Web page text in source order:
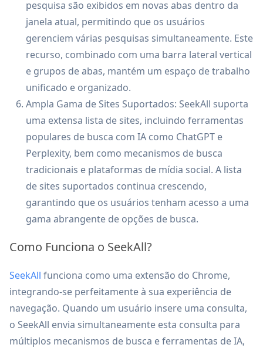
pesquisa são exibidos em novas abas dentro da
janela atual, permitindo que os usuários
gerenciem várias pesquisas simultaneamente. Este
recurso, combinado com uma barra lateral vertical
e grupos de abas, mantém um espaço de trabalho
unificado e organizado.
Ampla Gama de Sites Suportados: SeekAll suporta
uma extensa lista de sites, incluindo ferramentas
populares de busca com IA como ChatGPT e
Perplexity, bem como mecanismos de busca
tradicionais e plataformas de mídia social. A lista
de sites suportados continua crescendo,
garantindo que os usuários tenham acesso a uma
gama abrangente de opções de busca.
Como Funciona o SeekAll?
SeekAll funciona como uma extensão do Chrome,
integrando-se perfeitamente à sua experiência de
navegação. Quando um usuário insere uma consulta,
o SeekAll envia simultaneamente esta consulta para
múltiplos mecanismos de busca e ferramentas de IA,